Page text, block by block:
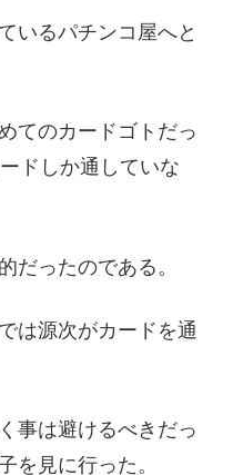
いるパチンコ屋へと
てのカードゴトだっ
ドしか通していな
だったのである。
は源次がカードを通
事は避けるべきだっ
を見に行った。